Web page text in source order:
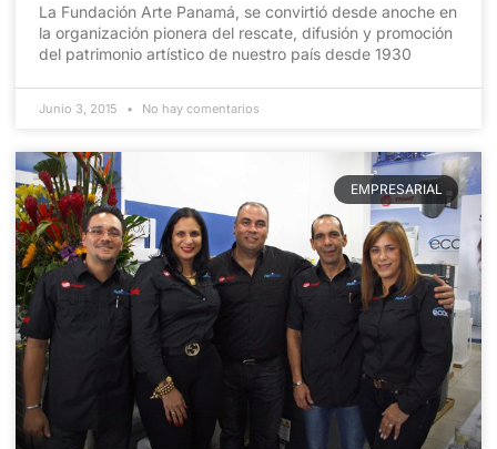
La Fundación Arte Panamá, se convirtió desde anoche en
la organización pionera del rescate, difusión y promoción
del patrimonio artístico de nuestro país desde 1930
Junio 3, 2015 No hay comentarios
EMPRESARIAL